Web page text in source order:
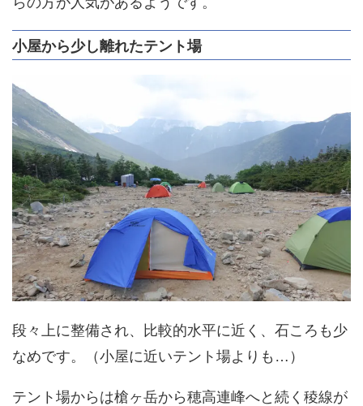
小屋から少し離れたテント場
段々上に整備され、比較的水平に近く、石ころも少
なめです。（小屋に近いテント場よりも…）
テント場からは槍ヶ岳から穂高連峰へと続く稜線が